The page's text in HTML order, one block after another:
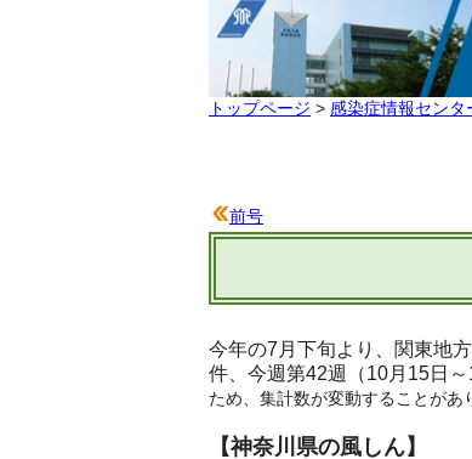
トップページ > 感染症情報センタ
前号
今年の7月下旬より、関東地
件、今週第42週（10月15日
ため、集計数が変動することがあ
【神奈川県の風しん】